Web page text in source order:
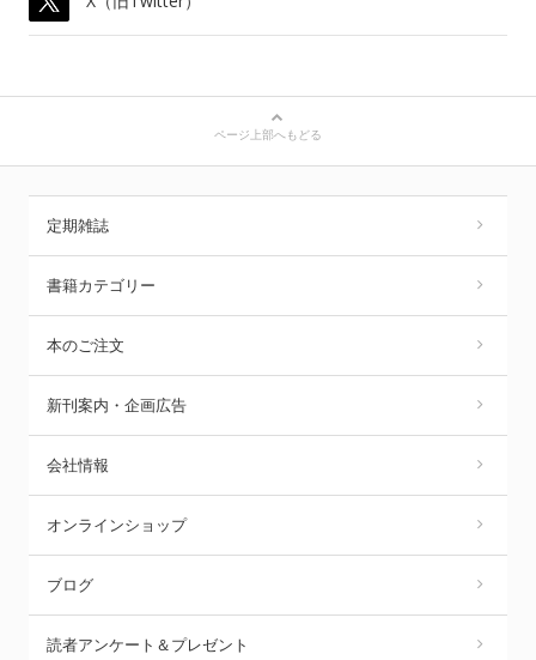
ページ上部へもどる
定期雑誌
書籍カテゴリー
本のご注文
新刊案内・企画広告
会社情報
オンラインショップ
ブログ
読者アンケート＆プレゼント